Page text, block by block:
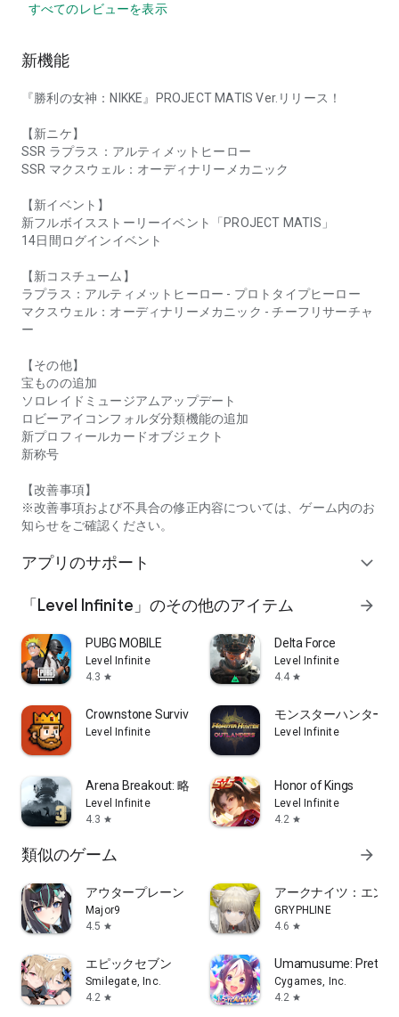
すべてのレビューを表示
新機能
『勝利の女神：NIKKE』PROJECT MATIS Ver.リリース！
【新ニケ】
SSR ラプラス：アルティメットヒーロー
SSR マクスウェル：オーディナリーメカニック
【新イベント】
新フルボイスストーリーイベント「PROJECT MATIS」
14日間ログインイベント
【新コスチューム】
ラプラス：アルティメットヒーロー - プロトタイプヒーロー
マクスウェル：オーディナリーメカニック - チーフリサーチャ
ー
【その他】
宝ものの追加
ソロレイドミュージアムアップデート
ロビーアイコンフォルダ分類機能の追加
新プロフィールカードオブジェクト
新称号
【改善事項】
※改善事項および不具合の修正内容については、ゲーム内のお
知らせをご確認ください。
アプリのサポート expand_more
「Level Infinite」のその他のアイテム arrow_forward
PUBG MOBILE
Level Infinite
4.3 star
Delta Force
Level Infinite
4.4 star
Crownstone Survival
Level Infinite
モンスターハンター
Level Infinite
Arena Breakout: 略奪系スマホFPS
Level Infinite
4.3 star
Honor of Kings
Level Infinite
4.2 star
類似のゲーム arrow_forward
アウタープレーン
Major9
4.5 star
アークナイツ：エン
GRYPHLINE
4.6 star
エピックセブン
Smilegate, Inc.
4.2 star
Umamusume: Pretty
Cygames, Inc.
4.2 star